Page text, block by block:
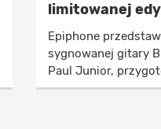
limitowanej
Epiphone
sygnowanej gitary
Paul Junior,